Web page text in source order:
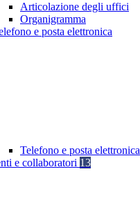
Articolazione degli uffici
Organigramma
e posta elettronica
Telefono e posta elettronica
e collaboratori 13